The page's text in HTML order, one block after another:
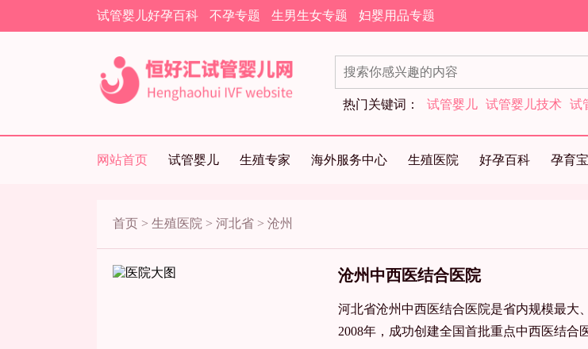
试管婴儿好孕百科 不孕专题 生男生女专题 妇婴用品专题
热门关键词： 试管婴儿 试管婴儿技术 试
网站首页 试管婴儿 生殖专家 海外服务中心 生殖医院 好孕百科 孕育
首页 > 生殖医院 > 河北省 > 沧州
沧州中西医结合医院
河北省沧州中西医结合医院是省内规模最大
2008年，成功创建全国首批重点中西医结合